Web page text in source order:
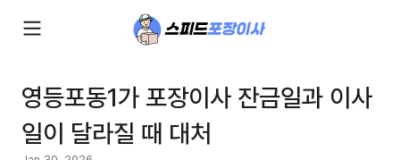
영등포동1가 포장이사 잔금일과 이사
일이 달라질 때 대처